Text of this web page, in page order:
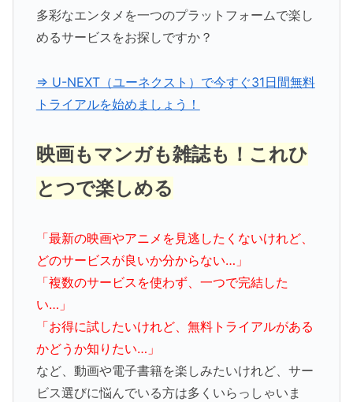
多彩なエンタメを一つのプラットフォームで楽し
めるサービスをお探しですか？
⇒ U-NEXT（ユーネクスト）で今すぐ31日間無料
トライアルを始めましょう！
映画もマンガも雑誌も！これひ
とつで楽しめる
「最新の映画やアニメを見逃したくないけれど、
どのサービスが良いか分からない…」
「複数のサービスを使わず、一つで完結した
い…」
「お得に試したいけれど、無料トライアルがある
かどうか知りたい…」
など、動画や電子書籍を楽しみたいけれど、サー
ビス選びに悩んでいる方は多くいらっしゃいま